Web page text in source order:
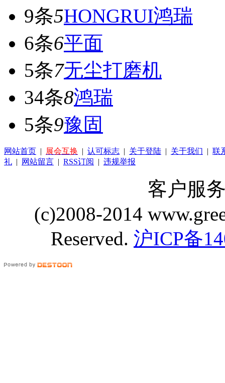
9条5HONGRUI鸿瑞
6条6平面
5条7无尘打磨机
34条8鸿瑞
5条9豫固
网站首页 | 展会互换 | 认可标志 | 关于登陆 | 关于我们 | 联
礼 | 网站留言 | RSS订阅 | 违规举报
客户服
(c)2008-2014
Reserved. 沪ICP备